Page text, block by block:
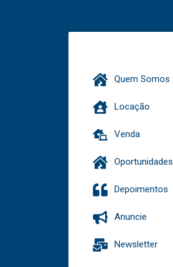
Quem Somos
Locação
Venda
Oportunidades
Depoimentos
Anuncie
Newsletter